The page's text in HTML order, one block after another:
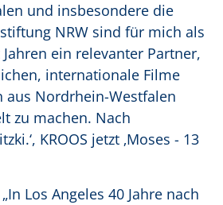
und insbesondere die
NRW sind für mich als
ein relevanter Partner,
internationale Filme
aus Nordrhein-Westfalen
zu machen. Nach
KROOS jetzt ‚Moses - 13
Los Angeles 40 Jahre nach